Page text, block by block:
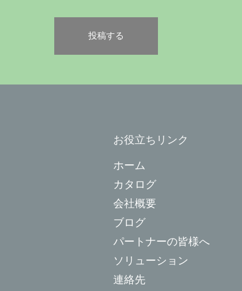
お役立ちリンク
ホーム
カタログ
会社概要
ブログ
パートナーの皆様へ
ソリューション
連絡先